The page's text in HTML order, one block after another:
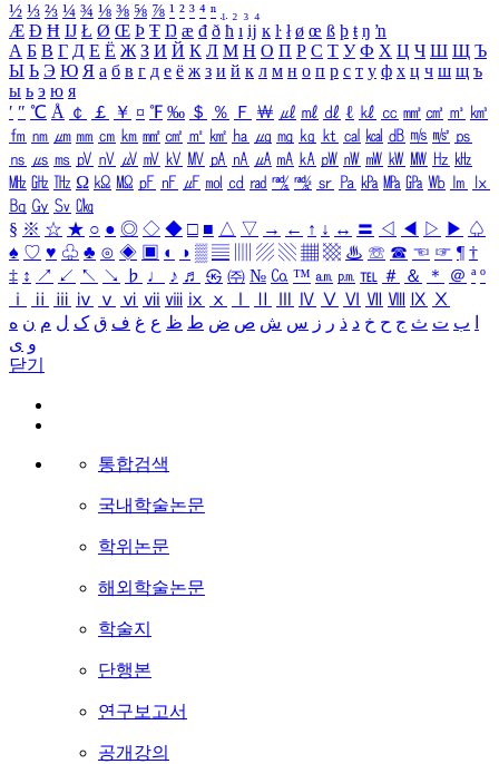
½ ⅓ ⅔ ¼ ¾ ⅛ ⅜ ⅝ ⅞ ¹ ² ³ ⁴ ⁿ ₁ ₂ ₃ ₄
Æ Ð Ħ Ĳ Ł Ø Œ Þ Ŧ Ŋ æ đ ð ħ ı ĳ ĸ ŀ ł ø œ ß þ ŧ ŋ ŉ
А Б В Г Д Е Ё Ж З И Й К Л М Н О П Р С Т У Ф Х Ц Ч Ш Щ Ъ
Ы Ь Э Ю Я а б в г д е ё ж з и й к л м н о п р с т у ф х ц ч ш щ ъ
ы ь э ю я
′ ″ ℃ Å ￠ ￡ ￥ ¤ ℉ ‰ ＄ ％ Ｆ ￦ ㎕ ㎖ ㎗ ℓ ㎘ ㏄ ㎣ ㎤ ㎥ ㎦
㎙ ㎚ ㎛ ㎜ ㎝ ㎞ ㎟ ㎠ ㎡ ㎢ ㏊ ㎍ ㎎ ㎏ ㏏ ㎈ ㎉ ㏈ ㎧ ㎨ ㎰
㎱ ㎲ ㎳ ㎴ ㎵ ㎶ ㎷ ㎸ ㎹ ㎀ ㎁ ㎂ ㎃ ㎄ ㎺ ㎻ ㎽ ㎾ ㎿ ㎐ ㎑
㎒ ㎓ ㎔ Ω ㏀ ㏁ ㎊ ㎋ ㎌ ㏖ ㏅ ㎭ ㎮ ㎯ ㏛ ㎩ ㎪ ㎫ ㎬ ㏝ ㏐
㏓
㏃ ㏉ ㏜ ㏆
§ ※ ☆ ★ ○ ● ◎ ◇ ◆ □ ■ △ ▽ → ← ↑ ↓ ↔ 〓 ◁ ◀ ▷ ▶ ♤
♠ ♡ ♥ ♧ ♣ ⊙ ◈ ▣ ◐ ◑ ▒ ▤ ▨ ▧ ▦ ▩ ♨ ☏ ☎ ☜ ☞ ¶ †
‡ ↕ ↗ ↙ ↖ ↘ ♭ ♩ ♪ ♬ ㉿ ㈜ № ㏇ ™ ㏂ ㏘ ℡ ＃ ＆ ＊ ＠ ª º
ⅰ
ⅱ ⅲ ⅳ ⅴ ⅵ ⅶ ⅷ ⅸ ⅹ Ⅳ Ⅴ Ⅵ Ⅶ Ⅷ Ⅸ Ⅹ
ب ت ث ج ح خ د ذ ر ز س ش ص ض ط ظ ع غ ف ق ک ل م ن ه
و ی
닫기
통합검색
국내학술논문
학위논문
해외학술논문
학술지
단행본
연구보고서
공개강의